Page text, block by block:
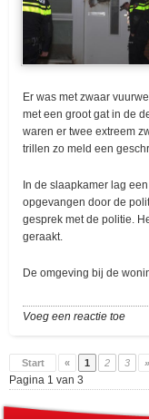
Er was met zwaar
met een groot gat in de
waren er twee extreem
trillen zo meld een
In de slaapkamer lag
opgevangen door de
gesprek met de politie.
geraakt.
De omgeving bij de
Voeg een reactie toe
Start « 1 2 3 »
Pagina 1 van 3